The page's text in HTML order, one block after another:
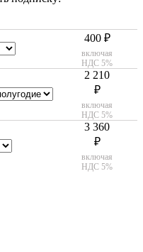
400 ₽
включая
НДС 5%
2 210
₽
включая
НДС 5%
3 360
₽
включая
НДС 5%